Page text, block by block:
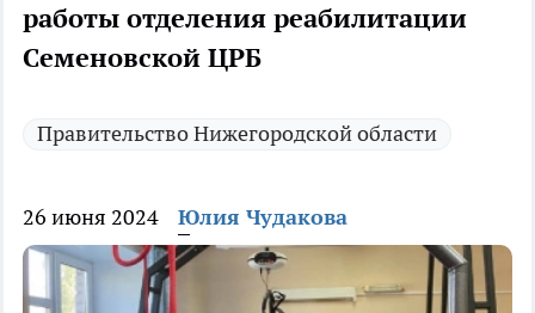
работы отделения реабилитации
Семеновской ЦРБ
Правительство Нижегородской области
26 июня 2024 Юлия Чудакова